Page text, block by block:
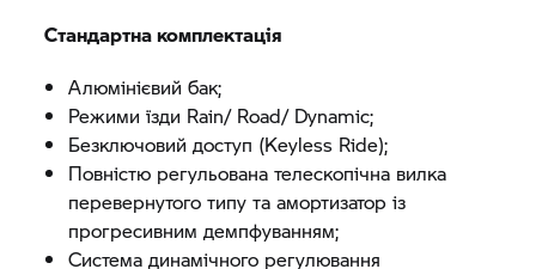
Стандартна комплектація
Алюмінієвий бак;
Режими їзди Rain/ Road/ Dynamic;
Безключовий доступ (Keyless Ride);
Повністю регульована телескопічна вилка
перевернутого типу та амортизатор із
прогресивним демпфуванням;
Система динамічного регулювання